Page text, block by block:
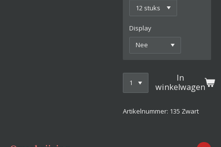
Display
In
winkelwagen
Artikelnummer: 135 Zwart